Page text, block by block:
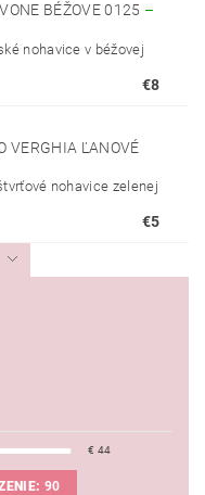
BÉŽOVE 0125 –
nohavice v béžovej
€8
VERGHIA ĽANOVÉ
nohavice zelenej
€5
€ 44
90